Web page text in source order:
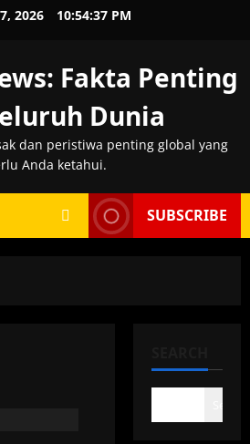
2026 10:54:38 PM
Fakta Penting
Dunia
dan peristiwa penting global yang
Anda ketahui.
SUBSCRIBE